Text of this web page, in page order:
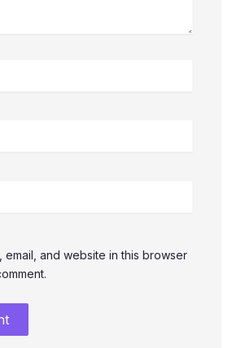
email, and website in this browser